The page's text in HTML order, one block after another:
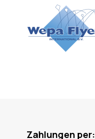
Zahlungen per: